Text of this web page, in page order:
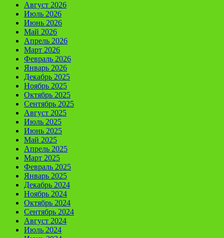
Август 2026
Июль 2026
Июнь 2026
Май 2026
Апрель 2026
Март 2026
Февраль 2026
Январь 2026
Декабрь 2025
Ноябрь 2025
Октябрь 2025
Сентябрь 2025
Август 2025
Июль 2025
Июнь 2025
Май 2025
Апрель 2025
Март 2025
Февраль 2025
Январь 2025
Декабрь 2024
Ноябрь 2024
Октябрь 2024
Сентябрь 2024
Август 2024
Июль 2024